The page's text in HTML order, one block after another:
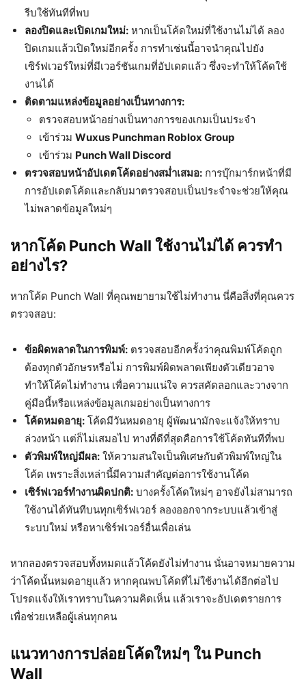
รีบใช้ทันทีที่พบ
ลองปิดและเปิดเกมใหม่: หากเป็นโค้ดใหม่ที่ใช้งานไม่ได้ ลอง
ปิดเกมแล้วเปิดใหม่อีกครั้ง การทำเช่นนี้อาจนำคุณไปยัง
เซิร์ฟเวอร์ใหม่ที่มีเวอร์ชันเกมที่อัปเดตแล้ว ซึ่งจะทำให้โค้ดใช้
งานได้
ติดตามแหล่งข้อมูลอย่างเป็นทางการ:
ตรวจสอบหน้าอย่างเป็นทางการของเกมเป็นประจำ
เข้าร่วม Wuxus Punchman Roblox Group
เข้าร่วม Punch Wall Discord
ตรวจสอบหน้าอัปเดตโค้ดอย่างสม่ำเสมอ: การบุ๊กมาร์กหน้าที่มี
การอัปเดตโค้ดและกลับมาตรวจสอบเป็นประจำจะช่วยให้คุณ
ไม่พลาดข้อมูลใหม่ๆ
หากโค้ด Punch Wall ใช้งานไม่ได้ ควรทำ
อย่างไร?
หากโค้ด Punch Wall ที่คุณพยายามใช้ไม่ทำงาน นี่คือสิ่งที่คุณควร
ตรวจสอบ:
ข้อผิดพลาดในการพิมพ์: ตรวจสอบอีกครั้งว่าคุณพิมพ์โค้ดถูก
ต้องทุกตัวอักษรหรือไม่ การพิมพ์ผิดพลาดเพียงตัวเดียวอาจ
ทำให้โค้ดไม่ทำงาน เพื่อความแน่ใจ ควรสคัดลอกและวางจาก
คู่มือนี้หรือแหล่งข้อมูลเกมอย่างเป็นทางการ
โค้ดหมดอายุ: โค้ดมีวันหมดอายุ ผู้พัฒนามักจะแจ้งให้ทราบ
ล่วงหน้า แต่ก็ไม่เสมอไป ทางที่ดีที่สุดคือการใช้โค้ดทันทีที่พบ
ตัวพิมพ์ใหญ่มีผล: ให้ความสนใจเป็นพิเศษกับตัวพิมพ์ใหญ่ใน
โค้ด เพราะสิ่งเหล่านี้มีความสำคัญต่อการใช้งานโค้ด
เซิร์ฟเวอร์ทำงานผิดปกติ: บางครั้งโค้ดใหม่ๆ อาจยังไม่สามารถ
ใช้งานได้ทันทีบนทุกเซิร์ฟเวอร์ ลองออกจากระบบแล้วเข้าสู่
ระบบใหม่ หรือหาเซิร์ฟเวอร์อื่นเพื่อเล่น
หากลองตรวจสอบทั้งหมดแล้วโค้ดยังไม่ทำงาน นั่นอาจหมายความ
ว่าโค้ดนั้นหมดอายุแล้ว หากคุณพบโค้ดที่ไม่ใช้งานได้อีกต่อไป
โปรดแจ้งให้เราทราบในความคิดเห็น แล้วเราจะอัปเดตรายการ
เพื่อช่วยเหลือผู้เล่นทุกคน
แนวทางการปล่อยโค้ดใหม่ๆ ใน Punch
Wall